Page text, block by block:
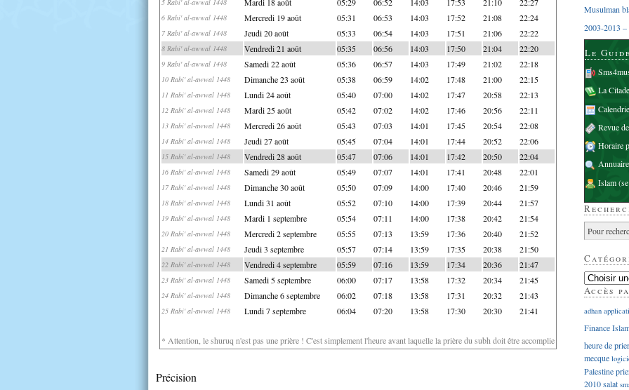
5 Rabi' al-awwal 1448
6 Rabi' al-awwal 1448 Mercredi 19 août 05:31 06:53 14:03 17:52 21:08 22:24
7 Rabi' al-awwal 1448 Jeudi 20 août 05:33 06:54 14:03 17:51 21:06 22:22
8 Rabi' al-awwal 1448 Vendredi 21 août 05:35 06:56 14:03 17:50 21:04 22:20
9 Rabi' al-awwal 1448 Samedi 22 août 05:36 06:57 14:03 17:49 21:02 22:18
10 Rabi' al-awwal 1448 Dimanche 23 août 05:38 06:59 14:02 17:48 21:00 22:15
11 Rabi' al-awwal 1448 Lundi 24 août 05:40 07:00 14:02 17:47 20:58 22:13
12 Rabi' al-awwal 1448 Mardi 25 août 05:42 07:02 14:02 17:46 20:56 22:11
13 Rabi' al-awwal 1448 Mercredi 26 août 05:43 07:03 14:01 17:45 20:54 22:08
14 Rabi' al-awwal 1448 Jeudi 27 août 05:45 07:04 14:01 17:44 20:52 22:06
15 Rabi' al-awwal 1448 Vendredi 28 août 05:47 07:06 14:01 17:42 20:50 22:04
16 Rabi' al-awwal 1448 Samedi 29 août 05:49 07:07 14:01 17:41 20:48 22:01
17 Rabi' al-awwal 1448 Dimanche 30 août 05:50 07:09 14:00 17:40 20:46 21:59
18 Rabi' al-awwal 1448 Lundi 31 août 05:52 07:10 14:00 17:39 20:44 21:57
19 Rabi' al-awwal 1448 Mardi 1 septembre 05:54 07:11 14:00 17:38 20:42 21:54
20 Rabi' al-awwal 1448 Mercredi 2 septembre 05:55 07:13 13:59 17:36 20:40 21:52
21 Rabi' al-awwal 1448 Jeudi 3 septembre 05:57 07:14 13:59 17:35 20:38 21:50
22 Rabi' al-awwal 1448 Vendredi 4 septembre 05:59 07:16 13:59 17:34 20:36 21:47
23 Rabi' al-awwal 1448 Samedi 5 septembre 06:00 07:17 13:58 17:32 20:34 21:45
24 Rabi' al-awwal 1448 Dimanche 6 septembre 06:02 07:18 13:58 17:31 20:32 21:43
25 Rabi' al-awwal 1448 Lundi 7 septembre 06:04 07:20 13:58 17:30 20:30 21:41
* Attention, le shuruq n'est pas une prière ! C'est simplement l'heure avant laquelle la prière du subh doit être accomplie
Précision
Musulman
2003-2013 –
Le
La
Revue
Horaire
Islam
Accès
adhan
Finance
heure de
mecque
Palestine
2010salat